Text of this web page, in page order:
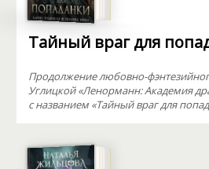
Тайный враг для
Продолжение любовно-
Углицкой «Ленорманн: Академия
с названием «Тайный враг для